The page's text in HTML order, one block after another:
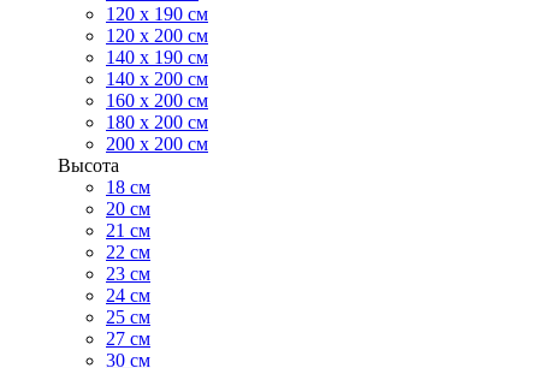
120 х 190 см
120 х 200 см
140 х 190 см
140 х 200 см
160 х 200 см
180 х 200 см
200 х 200 см
Высота
18 см
20 см
21 см
22 см
23 см
24 см
25 см
27 см
30 см